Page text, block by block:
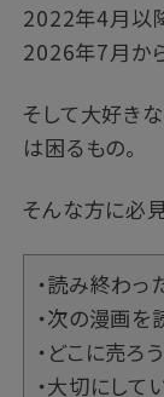
2022年4月以降
2026年7月か
そして大好き
は困るもの。
そんな方に必見
・読み終わ
・次の漫画
・どこに売ろ
・大切にし